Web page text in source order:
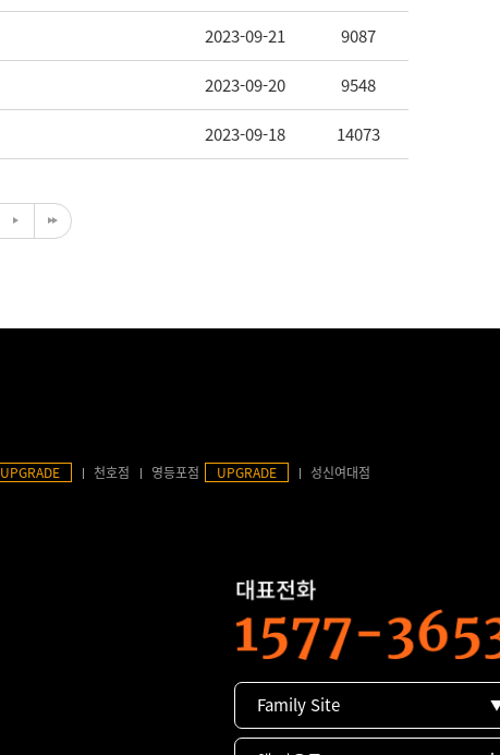
2023-09-21 9087
2023-09-20 9548
2023-09-18 14073
UPGRADE 천호점 영등포점 UPGRADE 성신여대점
Family Site